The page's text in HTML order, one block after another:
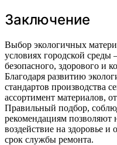
Заключение
Выбор экологичных
условиях городской
безопасного, здорового и
Благодаря развитию
стандартов производства
ассортимент материалов,
Правильный подбор,
рекомендациям позволяют
воздействие на здоровье
срок службы ремонта.